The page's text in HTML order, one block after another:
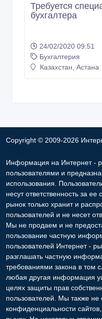
Требуется
бухгалтера
24/02/2020 09:51
Бухгалтерия
Казахстан, Астана
Copyright © 2009-2026
Информация на Интернет -
пользователями и
использования.
несут ответственность за
рынок только хранит и
пользователей и не несет
Мы не продаем и не
пользование частную
пользователей Интернет -
разглашать частную
требованиями закона в том
любая другая информация
целях защиты прав
пользователей. Мы также не
конфиденциальности